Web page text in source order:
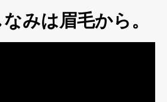
みは眉毛から。